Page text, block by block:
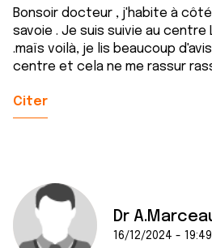
Bonsoir docteur , j'habite à
savoie . Je suis suivie au centre
.maïs voilà, je lis beaucoup
centre et cela ne me rassur
Citer
Dr
16/12/2024 - 19:49